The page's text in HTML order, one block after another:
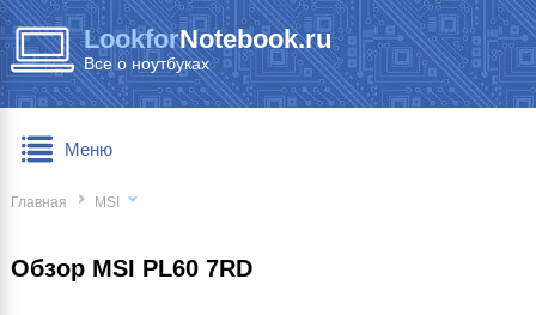
LookforNotebook.ru
Все о ноутбуках
Главная MSI
Обзор MSI PL60 7RD
Меню